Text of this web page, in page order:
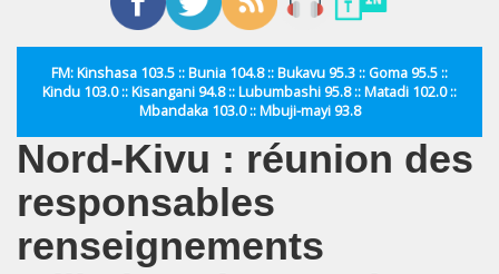
FM: Kinshasa 103.5 :: Bunia 104.8 :: Bukavu 95.3 :: Goma 95.5 ::
Kindu 103.0 :: Kisangani 94.8 :: Lubumbashi 95.8 :: Matadi 102.0 ::
Mbandaka 103.0 :: Mbuji-mayi 93.8
Nord-Kivu : réunion des
responsables
renseignements